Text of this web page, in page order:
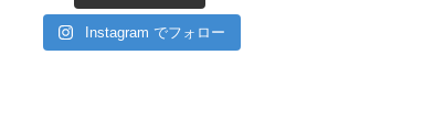
Instagram でフォロー